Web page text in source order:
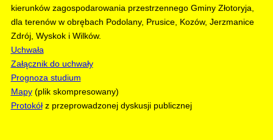
kierunków zagospodarowania przestrzennego Gminy Złotoryja,
dla terenów w obrębach Podolany, Prusice, Kozów, Jerzmanice
Zdrój, Wyskok i Wilków.
Uchwała
Załącznik do uchwały
Prognoza studium
Mapy(plik skompresowany)
Protokółz przeprowadzonej dyskusji publicznej